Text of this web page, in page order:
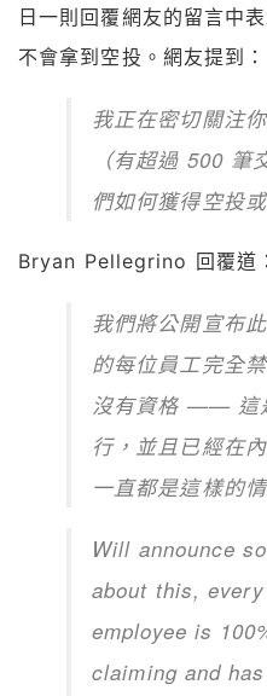
日一則回覆網友的留言中
不會拿到空投。 網友提到：
我正在密切關注
（有超過 500
們如何獲得空投
Bryan Pellegrino 回覆道：
我們將公開宣布
的每位員工完全
沒有資格 —— 這
行，並且已經在
一直都是這樣的
Will announce
about this,
employee is
claiming and